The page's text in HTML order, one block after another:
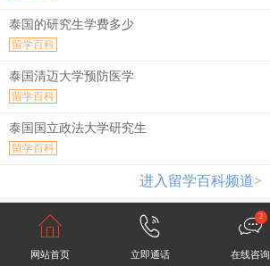
泰国的研究生学费多少
留学百科
泰国清迈大学预防医学
留学百科
泰国国立政法大学研究生
留学百科
进入留学百科频道>
网站首页 立即通话
2
在线咨询